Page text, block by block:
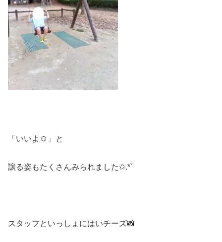
「いいよ☺️」と
譲る姿もたくさんみられました✩.*˚
スタッフといっしょにはいチーズ📸